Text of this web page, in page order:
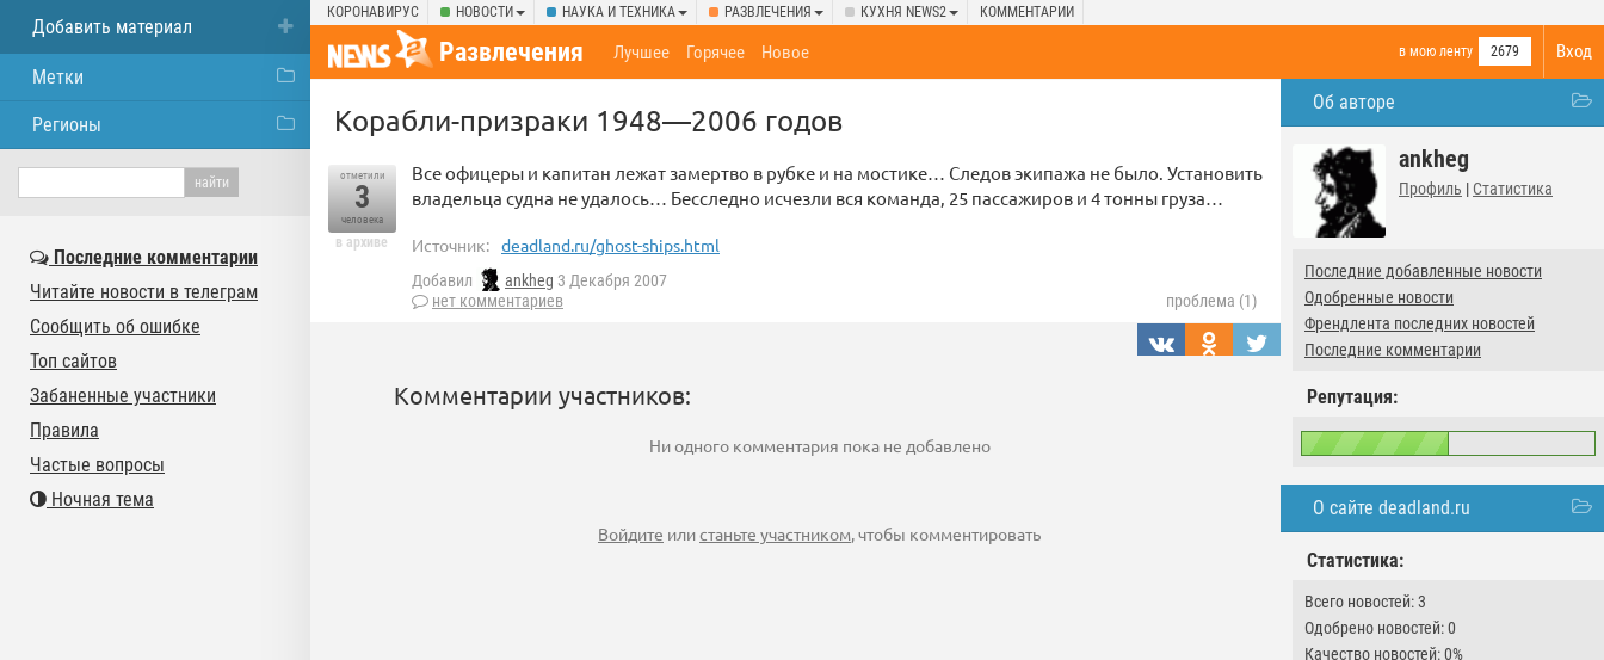
КОРОНАВИРУС НОВОСТИ НАУКА И ТЕХНИКА РАЗВЛЕЧЕНИЯ КУХНЯ NEWS2 КОММЕНТАРИИ
Вход
Развлечения в мою ленту 2679
Лучшее Горячее Новое
Об авторе
ankheg
Профиль | Статистика
Последние добавленные новости
Одобренные новости
Френдлента последних новостей
Последние комментарии
Репутация:
О сайте deadland.ru
Статистика:
Всего новостей: 3
Одобрено новостей: 0
Качество новостей: 0%
Корабли-призраки 1948—2006 годов
отметили
3
человека
в архиве
Все офицеры и капитан лежат замертво в рубке и на мостике… Следов экипажа не было. Установить
владельца судна не удалось… Бесследно исчезли вся команда, 25 пассажиров и 4 тонны груза…
Источник: deadland.ru/ghost-ships.html
Добавил ankheg 3 Декабря 2007
нет комментариев
проблема (1)
Комментарии участников:
Ни одного комментария пока не добавлено
Войдите илистаньте участником, чтобы комментировать
Добавить материал
Метки
Регионы
Последние комментарии
Читайте новости в телеграм
Сообщить об ошибке
Топ сайтов
Забаненные участники
Правила
Частые вопросы
Ночная тема